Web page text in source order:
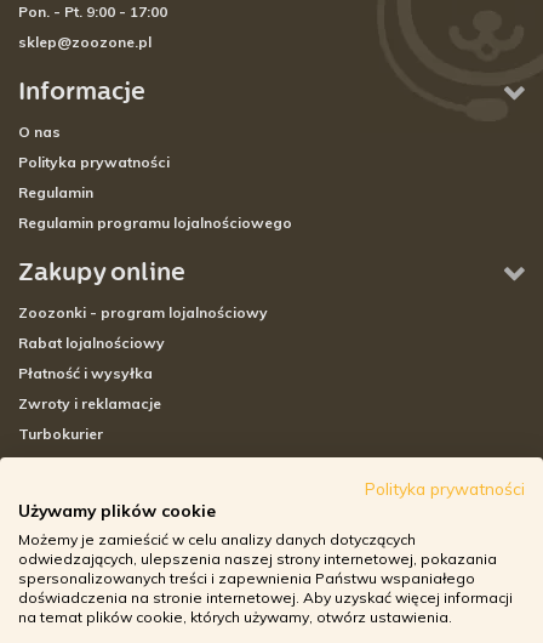
Informacje
O nas
Polityka prywatności
Regulamin
Regulamin programu lojalnościowego
Zakupy online
Zoozonki - program lojalnościowy
Rabat lojalnościowy
Płatność i wysyłka
Zwroty i reklamacje
Turbokurier
Adresy sklepów stacjonarnych
Godziny otwarcia sklepów
Aplikacja zoozone.pl
Zwroty i reklamacje
Pon. - Pt. 9:00 - 17:00
sklep@zoozone.pl
Polityka prywatności
Używamy plików cookie
Możemy je zamieścić w celu analizy danych dotyczących
odwiedzających, ulepszenia naszej strony internetowej, pokazania
spersonalizowanych treści i zapewnienia Państwu wspaniałego
doświadczenia na stronie internetowej. Aby uzyskać więcej informacji
na temat plików cookie, których używamy, otwórz ustawienia.